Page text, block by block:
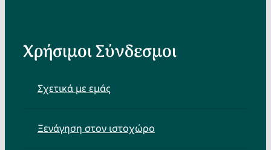
Χρήσιμοι Σύνδεσμοι
Σχετικά με εμάς
Ξενάγηση στον ιστοχώρο